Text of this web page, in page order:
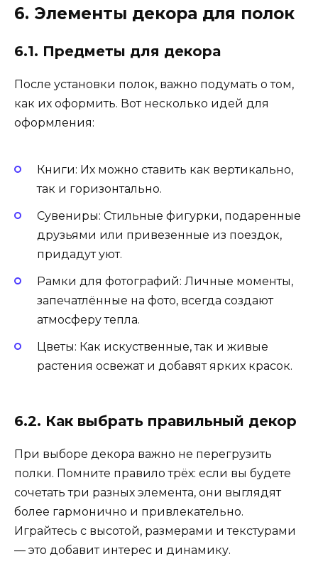
6. Элементы декора для полок
6.1. Предметы для декора
После установки полок, важно подумать о том,
как их оформить. Вот несколько идей для
оформления:
Книги: Их можно ставить как вертикально,
так и горизонтально.
Сувениры: Стильные фигурки, подаренные
друзьями или привезенные из поездок,
придадут уют.
Рамки для фотографий: Личные моменты,
запечатлённые на фото, всегда создают
атмосферу тепла.
Цветы: Как искуственные, так и живые
растения освежат и добавят ярких красок.
6.2. Как выбрать правильный декор
При выборе декора важно не перегрузить
полки. Помните правило трёх: если вы будете
сочетать три разных элемента, они выглядят
более гармонично и привлекательно.
Играйтесь с высотой, размерами и текстурами
— это добавит интерес и динамику.